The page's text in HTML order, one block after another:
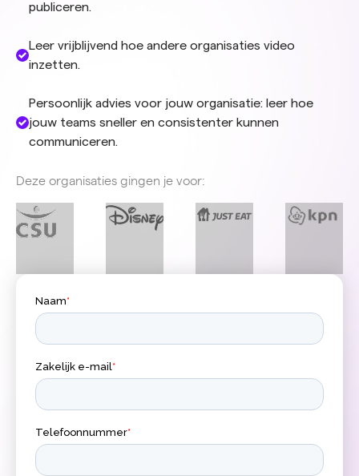
publiceren.
Leer vrijblijvend hoe andere organisaties video
inzetten.
Persoonlijk advies voor jouw organisatie: leer hoe
jouw teams sneller en consistenter kunnen
communiceren.
Deze organisaties gingen je voor: